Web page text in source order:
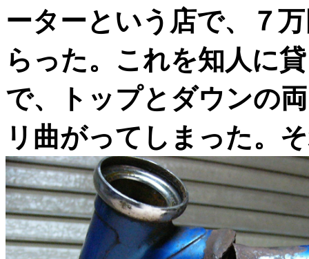
ーターという店で、７
らった。これを知人に
で、トップとダウンの
リ曲がってしまった。